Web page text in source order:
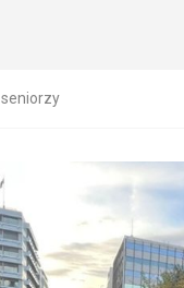
seniorzy